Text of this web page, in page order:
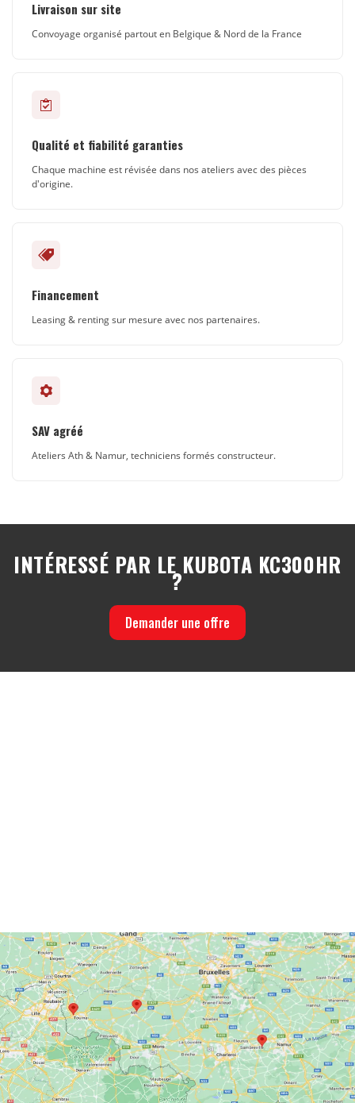
Livraison sur site
Convoyage organisé partout en Belgique & Nord de la France
Qualité et fiabilité garanties
Chaque machine est révisée dans nos ateliers avec des pièces
d'origine.
Financement
Leasing & renting sur mesure avec nos partenaires.
SAV agréé
Ateliers Ath & Namur, techniciens formés constructeur.
INTÉRESSÉ PAR LE KUBOTA KC300HR
?
Demander une offre